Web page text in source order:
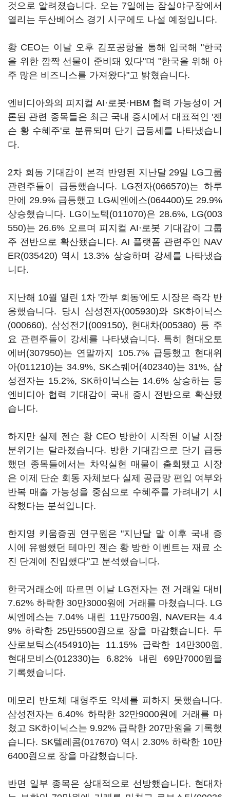
것으로 알려졌습니다. 오는 7일에는 잠실야구장에서
열리는 두산베어스 경기 시구에도 나설 예정입니다.
황 CEO는 이날 오후 김포공항을 통해 입국해 "한국
을 위한 깜짝 선물이 준비돼 있다"며 "한국을 위해 아
주 많은 비즈니스를 가져왔다"고 밝혔습니다.
엔비디아와의 피지컬 AI·로봇·HBM 협력 가능성이 거
론된 관련 종목들은 최근 국내 증시에서 대표적인 '젠
슨 황 수혜주'로 분류되며 단기 급등세를 나타냈습니
다.
2차 회동 기대감이 본격 반영된 지난달 29일 LG그룹
관련주들이 급등했습니다. LG전자(066570)는 하루
만에 29.9% 급등했고 LG씨엔에스(064400)도 29.9%
상승했습니다. LG이노텍(011070)은 28.6%, LG(003
550)는 26.6% 오르며 피지컬 AI·로봇 기대감이 그룹
주 전반으로 확산됐습니다. AI 플랫폼 관련주인 NAV
ER(035420) 역시 13.3% 상승하며 강세를 나타냈습
니다.
지난해 10월 열린 1차 '깐부 회동'에도 시장은 즉각 반
응했습니다. 당시 삼성전자(005930)와 SK하이닉스
(000660), 삼성전기(009150), 현대차(005380) 등 주
요 관련주들이 강세를 나타냈습니다. 특히 현대오토
에버(307950)는 연말까지 105.7% 급등했고 현대위
아(011210)는 34.9%, SK스퀘어(402340)는 31%, 삼
성전자는 15.2%, SK하이닉스는 14.6% 상승하는 등
엔비디아 협력 기대감이 국내 증시 전반으로 확산됐
습니다.
하지만 실제 젠슨 황 CEO 방한이 시작된 이날 시장
분위기는 달라졌습니다. 방한 기대감으로 단기 급등
했던 종목들에서는 차익실현 매물이 출회됐고 시장
은 이제 단순 회동 자체보다 실제 공급망 편입 여부와
반복 매출 가능성을 중심으로 수혜주를 가려내기 시
작했다는 분석입니다.
한지영 키움증권 연구원은 "지난달 말 이후 국내 증
시에 유행했던 테마인 젠슨 황 방한 이벤트는 재료 소
진 단계에 진입했다"고 분석했습니다.
한국거래소에 따르면 이날 LG전자는 전 거래일 대비
7.62% 하락한 30만3000원에 거래를 마쳤습니다. LG
씨엔에스는 7.04% 내린 11만7500원, NAVER는 4.4
9% 하락한 25만5500원으로 장을 마감했습니다. 두
산로보틱스(454910)는 11.15% 급락한 14만300원,
현대모비스(012330)는 6.82% 내린 69만7000원을
기록했습니다.
메모리 반도체 대형주도 약세를 피하지 못했습니다.
삼성전자는 6.40% 하락한 32만9000원에 거래를 마
쳤고 SK하이닉스는 9.92% 급락한 207만원을 기록했
습니다. SK텔레콤(017670) 역시 2.30% 하락한 10만
6400원으로 장을 마감했습니다.
반면 일부 종목은 상대적으로 선방했습니다. 현대차